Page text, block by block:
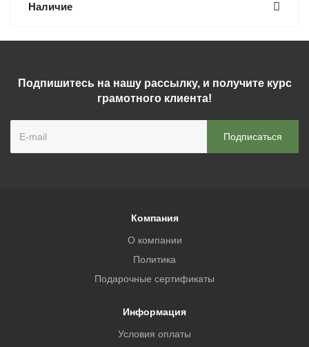
Наличие
Подпишитесь на нашу рассылку, и получите курс
грамотного клиента!
Компания
О компании
Политика
Подарочные сертификаты
Информация
Условия оплаты